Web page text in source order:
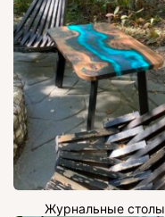
Журнальные столы